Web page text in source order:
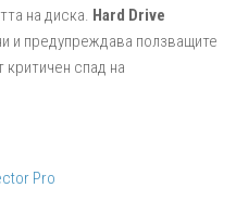
на диска. Hard Drive
и предупреждава ползващите
критичен спад на
Pro